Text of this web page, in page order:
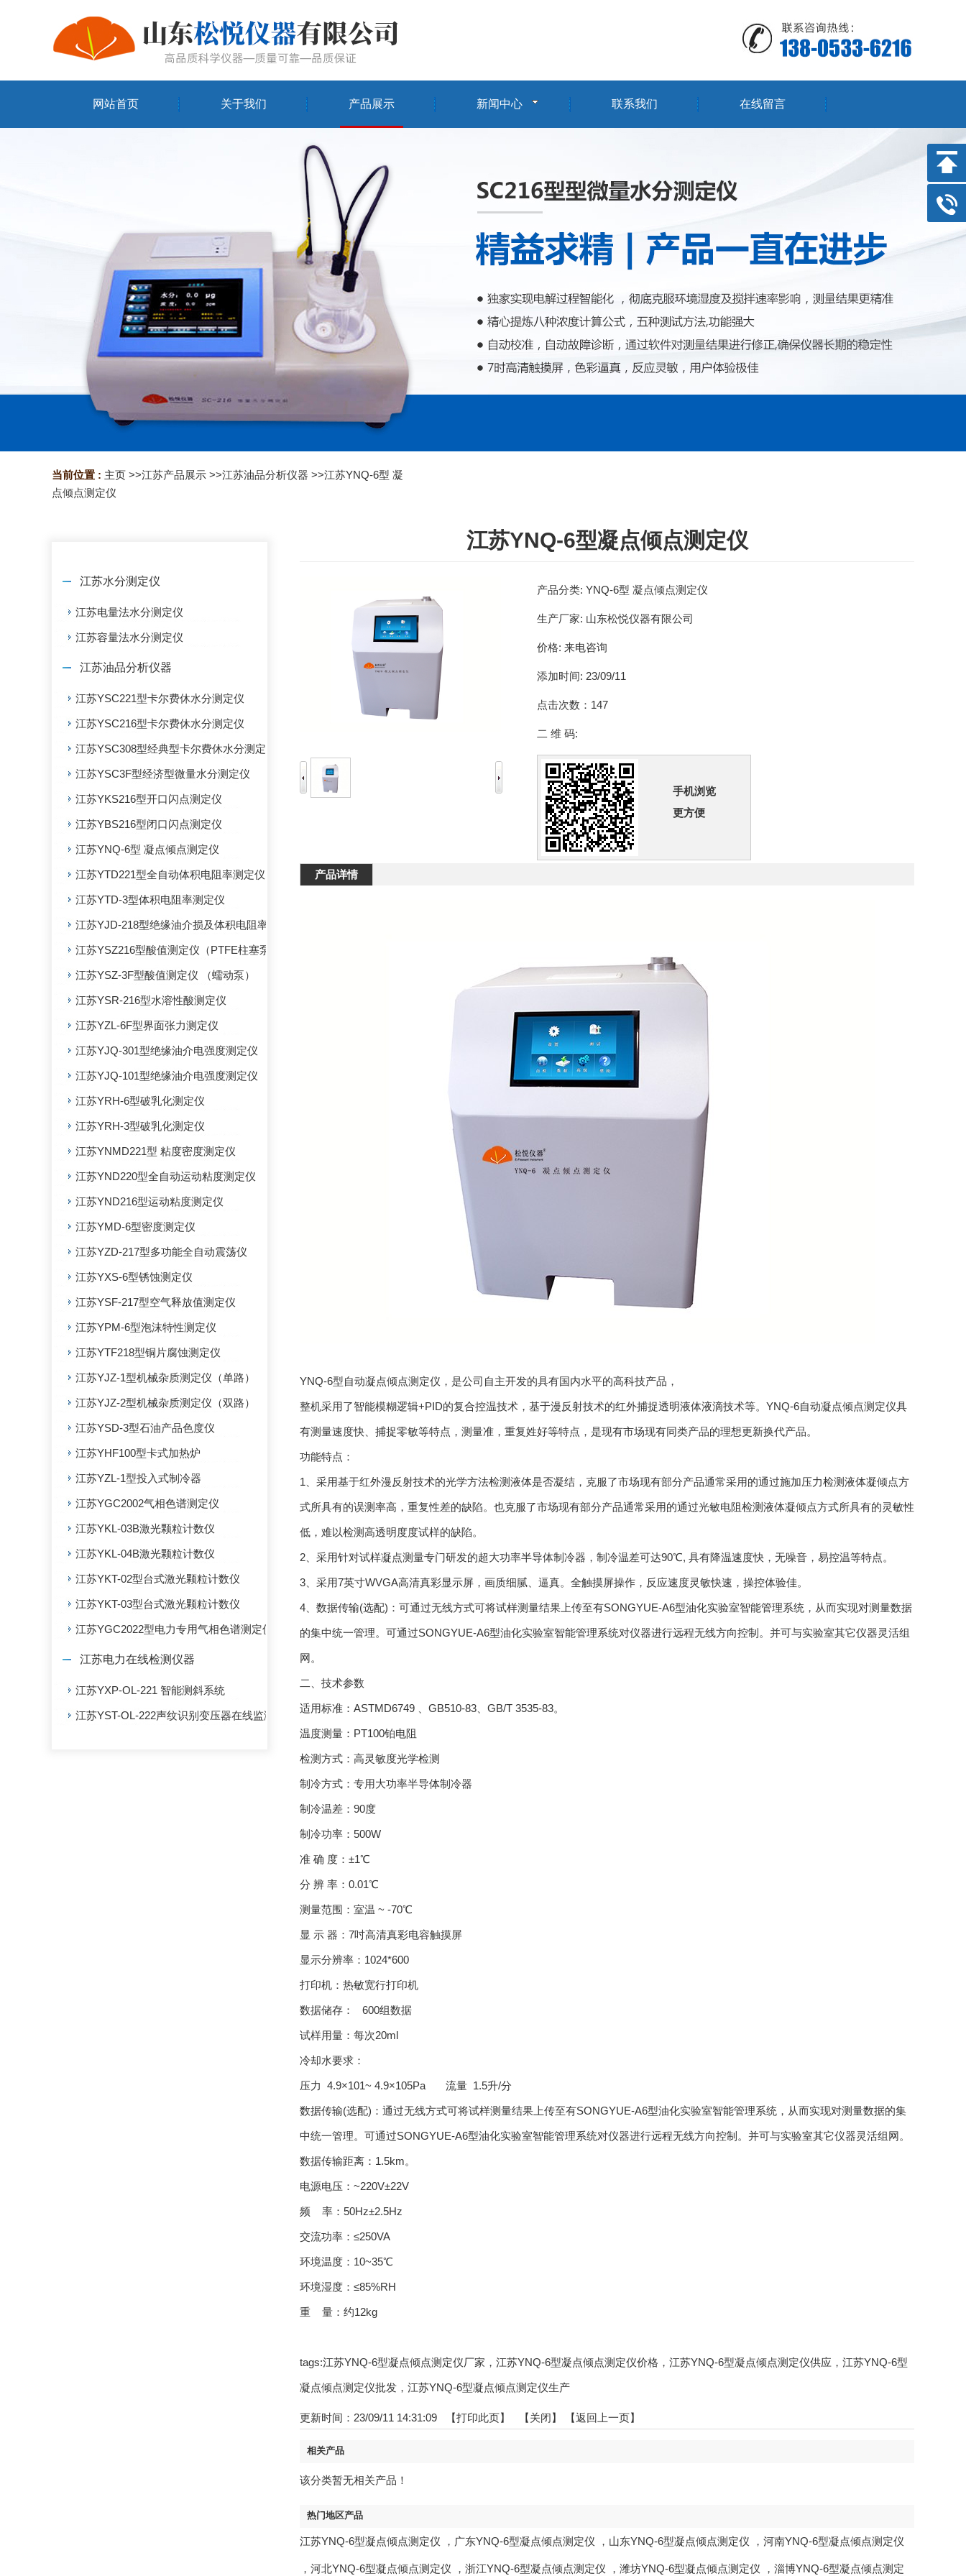
网站首页 关于我们 产品展示 新闻中心 联系我们 在线留言
当前位置 : 主页 >>江苏产品展示 >>江苏油品分析仪器 >>江苏YNQ-6型 凝
点倾点测定仪
江苏水分测定仪
江苏电量法水分测定仪
江苏容量法水分测定仪
江苏油品分析仪器
江苏YSC221型卡尔费休水分测定仪
江苏YSC216型卡尔费休水分测定仪
江苏YSC308型经典型卡尔费休水分测定仪
江苏YSC3F型经济型微量水分测定仪
江苏YKS216型开口闪点测定仪
江苏YBS216型闭口闪点测定仪
江苏YNQ-6型 凝点倾点测定仪
江苏YTD221型全自动体积电阻率测定仪
江苏YTD-3型体积电阻率测定仪
江苏YJD-218型绝缘油介损及体积电阻率测定仪
江苏YSZ216型酸值测定仪（PTFE柱塞泵）
江苏YSZ-3F型酸值测定仪 （蠕动泵）
江苏YSR-216型水溶性酸测定仪
江苏YZL-6F型界面张力测定仪
江苏YJQ-301型绝缘油介电强度测定仪
江苏YJQ-101型绝缘油介电强度测定仪
江苏YRH-6型破乳化测定仪
江苏YRH-3型破乳化测定仪
江苏YNMD221型 粘度密度测定仪
江苏YND220型全自动运动粘度测定仪
江苏YND216型运动粘度测定仪
江苏YMD-6型密度测定仪
江苏YZD-217型多功能全自动震荡仪
江苏YXS-6型锈蚀测定仪
江苏YSF-217型空气释放值测定仪
江苏YPM-6型泡沫特性测定仪
江苏YTF218型铜片腐蚀测定仪
江苏YJZ-1型机械杂质测定仪（单路）
江苏YJZ-2型机械杂质测定仪（双路）
江苏YSD-3型石油产品色度仪
江苏YHF100型卡式加热炉
江苏YZL-1型投入式制冷器
江苏YGC2002气相色谱测定仪
江苏YKL-03B激光颗粒计数仪
江苏YKL-04B激光颗粒计数仪
江苏YKT-02型台式激光颗粒计数仪
江苏YKT-03型台式激光颗粒计数仪
江苏YGC2022型电力专用气相色谱测定仪
江苏电力在线检测仪器
江苏YXP-OL-221 智能测斜系统
江苏YST-OL-222声纹识别变压器在线监测系统
江苏YNQ-6型凝点倾点测定仪
产品分类: YNQ-6型 凝点倾点测定仪
生产厂家: 山东松悦仪器有限公司
价格: 来电咨询
添加时间: 23/09/11
点击次数： 147
二 维 码:
手机浏览
更方便
产品详情
YNQ-6型自动凝点倾点测定仪，是公司自主开发的具有国内水平的高科技产品，
整机采用了智能模糊逻辑+PID的复合控温技术，基于漫反射技术的红外捕捉透明液体液滴技术等。YNQ-6自动凝点倾点测定仪具
有测量速度快、捕捉零敏等特点，测量准，重复姓好等特点，是现有市场现有同类产品的理想更新换代产品。
功能特点：
1、采用基于红外漫反射技术的光学方法检测液体是否凝结，克服了市场现有部分产品通常采用的通过施加压力检测液体凝倾点方
式所具有的误测率高，重复性差的缺陷。也克服了市场现有部分产品通常采用的通过光敏电阻检测液体凝倾点方式所具有的灵敏性
低，难以检测高透明度度试样的缺陷。
2、采用针对试样凝点测量专门研发的超大功率半导体制冷器，制冷温差可达90℃, 具有降温速度快，无噪音，易控温等特点。
3、采用7英寸WVGA高清真彩显示屏，画质细腻、逼真。全触摸屏操作，反应速度灵敏快速，操控体验佳。
4、数据传输(选配)：可通过无线方式可将试样测量结果上传至有SONGYUE-A6型油化实验室智能管理系统，从而实现对测量数据
的集中统一管理。可通过SONGYUE-A6型油化实验室智能管理系统对仪器进行远程无线方向控制。并可与实验室其它仪器灵活组
网。
二、技术参数
适用标准：ASTMD6749 、GB510-83、GB/T 3535-83。
温度测量：PT100铂电阻
检测方式：高灵敏度光学检测
制冷方式：专用大功率半导体制冷器
制冷温差：90度
制冷功率：500W
准 确 度：±1℃
分 辨 率：0.01℃
测量范围：室温 ~ -70℃
显 示 器：7吋高清真彩电容触摸屏
显示分辨率：1024*600
打印机：热敏宽行打印机
数据储存： 600组数据
试样用量：每次20ml
冷却水要求：
压力 4.9×101~ 4.9×105Pa 流量 1.5升/分
数据传输(选配)：通过无线方式可将试样测量结果上传至有SONGYUE-A6型油化实验室智能管理系统，从而实现对测量数据的集
中统一管理。可通过SONGYUE-A6型油化实验室智能管理系统对仪器进行远程无线方向控制。并可与实验室其它仪器灵活组网。
数据传输距离：1.5km。
电源电压：~220V±22V
频 率：50Hz±2.5Hz
交流功率：≤250VA
环境温度：10~35℃
环境湿度：≤85%RH
重 量：约12kg
tags:江苏YNQ-6型凝点倾点测定仪厂家，江苏YNQ-6型凝点倾点测定仪价格，江苏YNQ-6型凝点倾点测定仪供应，江苏YNQ-6型
凝点倾点测定仪批发，江苏YNQ-6型凝点倾点测定仪生产
更新时间：23/09/11 14:31:09 【打印此页】 【关闭】 【返回上一页】
相关产品
该分类暂无相关产品！
热门地区产品
江苏YNQ-6型凝点倾点测定仪 ， 广东YNQ-6型凝点倾点测定仪 ， 山东YNQ-6型凝点倾点测定仪 ， 河南YNQ-6型凝点倾点测定仪
， 河北YNQ-6型凝点倾点测定仪 ， 浙江YNQ-6型凝点倾点测定仪 ， 潍坊YNQ-6型凝点倾点测定仪 ， 淄博YNQ-6型凝点倾点测定